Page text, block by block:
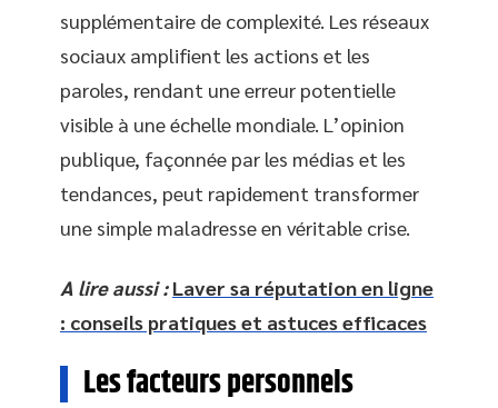
supplémentaire de complexité. Les réseaux
sociaux amplifient les actions et les
paroles, rendant une erreur potentielle
visible à une échelle mondiale. L’opinion
publique, façonnée par les médias et les
tendances, peut rapidement transformer
une simple maladresse en véritable crise.
A lire aussi : Laver sa réputation en ligne
: conseils pratiques et astuces efficaces
Les facteurs personnels